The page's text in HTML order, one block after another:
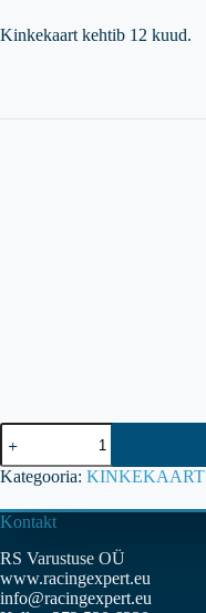
Kinkekaart kehtib 12 kuud.
Kinkekaart
200
kogus
Kategooria: KINKEKAART
Kontakt
RS Varustuse OÜ
www.racingexpert.eu
info@racingexpert.eu